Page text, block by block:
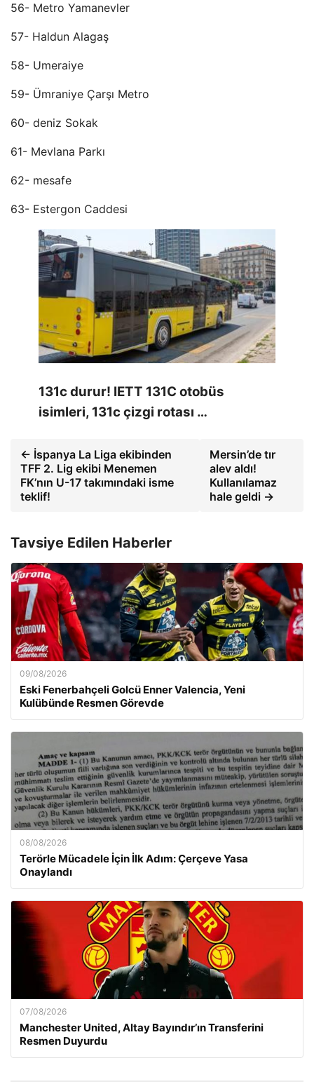
56- Metro Yamanevler
57- Haldun Alagaş
58- Umeraiye
59- Ümraniye Çarşı Metro
60- deniz Sokak
61- Mevlana Parkı
62- mesafe
63- Estergon Caddesi
131c durur! IETT 131C otobüs
isimleri, 131c çizgi rotası …
← İspanya La Liga ekibinden
TFF 2. Lig ekibi Menemen
FK’nın U-17 takımındaki isme
teklif!
Mersin’de tır
alev aldı!
Kullanılamaz
hale geldi →
Tavsiye Edilen Haberler
09/08/2026
Eski Fenerbahçeli Golcü Enner Valencia, Yeni
Kulübünde Resmen Görevde
08/08/2026
Terörle Mücadele İçin İlk Adım: Çerçeve Yasa
Onaylandı
07/08/2026
Manchester United, Altay Bayındır’ın Transferini
Resmen Duyurdu